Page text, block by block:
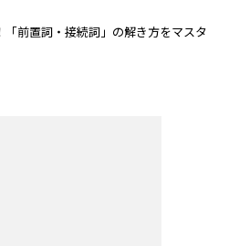
「前置詞・接続詞」の解き方をマスタ